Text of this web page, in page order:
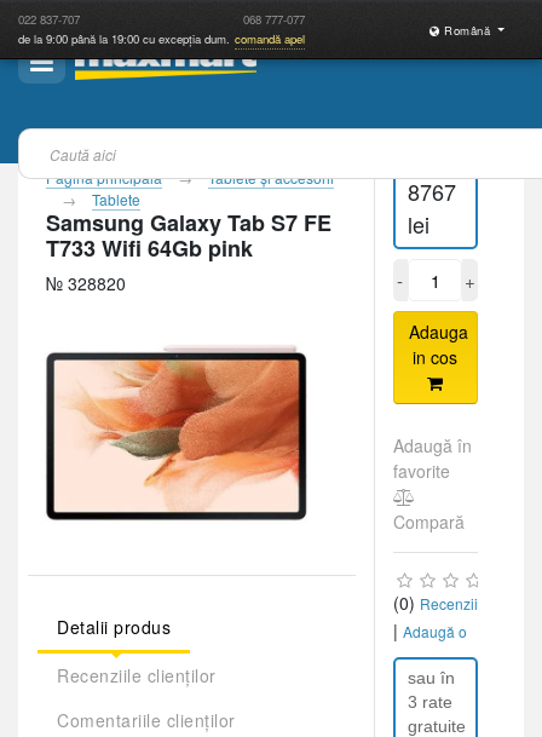
022 837-707 068 777-077
de la 9:00 până la 19:00 cu excepția dum. comandă apel
Română
Pagina principală
Tablete şi accesorii
Tablete
Samsung Galaxy Tab S7 FE
T733 Wifi 64Gb pink
№ 328820
Detalii produs
Recenziile clienților
Comentariile clienților
8767
lei
- +
Adauga
in cos
Adaugă în
favorite
Compară
(0) Recenzii
| Adaugă o
recenzie
sau în
3 rate
gratuite